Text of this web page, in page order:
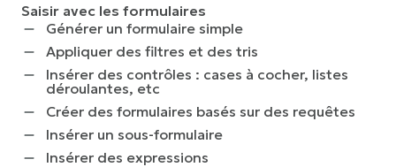
Saisir avec les formulaires
Générer un formulaire simple
Appliquer des filtres et des tris
Insérer des contrôles : cases à cocher, listes
déroulantes, etc
Créer des formulaires basés sur des requêtes
Insérer un sous-formulaire
Insérer des expressions